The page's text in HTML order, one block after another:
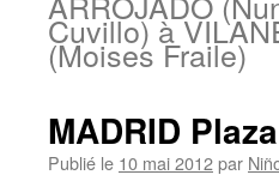
Cuvillo) à
(Moises Fraile)
MADRID
Publié le 10 mai 2012par